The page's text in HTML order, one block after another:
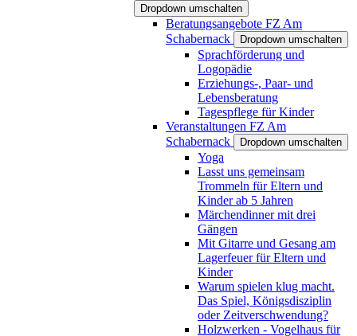
Dropdown umschalten
Beratungsangebote FZ Am
Schabernack
Dropdown umschalten
Sprachförderung und
Logopädie
Erziehungs-, Paar- und
Lebensberatung
Tagespflege für Kinder
Veranstaltungen FZ Am
Schabernack
Dropdown umschalten
Yoga
Lasst uns gemeinsam
Trommeln für Eltern und
Kinder ab 5 Jahren
Märchendinner mit drei
Gängen
Mit Gitarre und Gesang am
Lagerfeuer für Eltern und
Kinder
Warum spielen klug macht.
Das Spiel, Königsdisziplin
oder Zeitverschwendung?
Holzwerken - Vogelhaus für